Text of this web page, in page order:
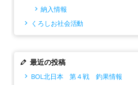
納入情報
くろしお社会活動
最近の投稿
BOL北日本 第４戦 釣果情報